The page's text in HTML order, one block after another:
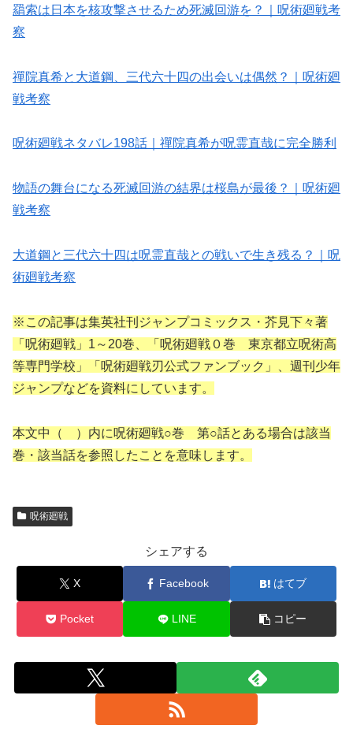
羂索は日本を核攻撃させるため死滅回游を？｜呪術廻戦考
察
禪院真希と大道鋼、三代六十四の出会いは偶然？｜呪術廻
戦考察
呪術廻戦ネタバレ198話｜禪院真希が呪霊直哉に完全勝利
物語の舞台になる死滅回游の結界は桜島が最後？｜呪術廻
戦考察
大道鋼と三代六十四は呪霊直哉との戦いで生き残る？｜呪
術廻戦考察
※この記事は集英社刊ジャンプコミックス・芥見下々著
「呪術廻戦」1～20巻、「呪術廻戦０巻 東京都立呪術高
等専門学校」「呪術廻戦刃公式ファンブック」、週刊少年
ジャンプなどを資料にしています。
本文中（ ）内に呪術廻戦○巻 第○話とある場合は該当
巻・該当話を参照したことを意味します。
呪術廻戦
シェアする
X Facebook はてブ
Pocket LINE コピー